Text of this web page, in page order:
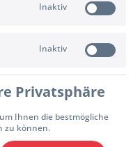
und Zahlungsbedingungen
Datenschutzhinweise
Inaktiv
Inaktiv
Privatsphäre
Ihnen die bestmögliche
zu können.